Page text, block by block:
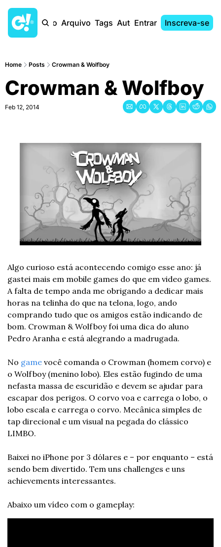
Início Arquivo Tags AutoresEntrar Inscreva-se
Home Posts Crowman & Wolfboy
Crowman & Wolfboy
Feb 12, 2014
Algo curioso está acontecendo comigo esse ano: já
gastei mais em mobile games do que em video games.
A falta de tempo anda me obrigando a dedicar mais
horas na telinha do que na telona, logo, ando
comprando tudo que os amigos estão indicando de
bom. Crowman & Wolfboy foi uma dica do aluno
Pedro Aranha e está alegrando a madrugada.
No game você comanda o Crowman (homem corvo) e
o Wolfboy (menino lobo). Eles estão fugindo de uma
nefasta massa de escuridão e devem se ajudar para
escapar dos perigos. O corvo voa e carrega o lobo, o
lobo escala e carrega o corvo. Mecânica simples de
tap direcional e um visual na pegada do clássico
LIMBO.
Baixei no iPhone por 3 dólares e – por enquanto – está
sendo bem divertido. Tem uns challenges e uns
achievements interessantes.
Abaixo um vídeo com o gameplay: